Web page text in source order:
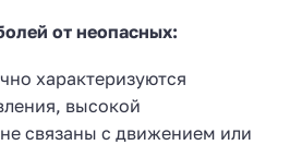
от неопасных:
характеризуются
высокой
связаны с движением или